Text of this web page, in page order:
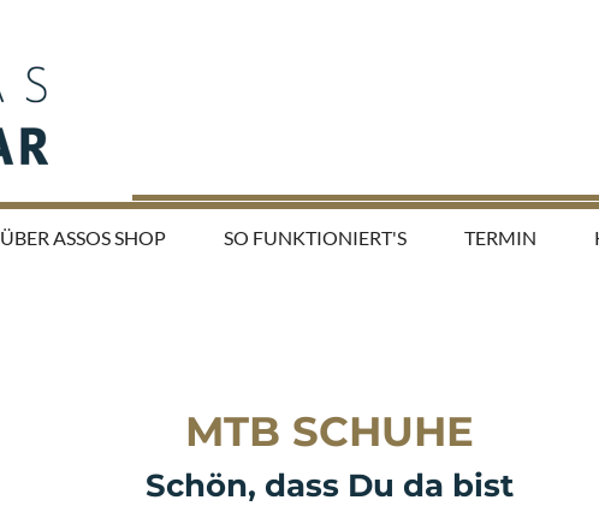
ÜBER ASSOS SHOP SO FUNKTIONIERT'S TERMIN
MTB SCHUHE
Schön, dass Du da bist